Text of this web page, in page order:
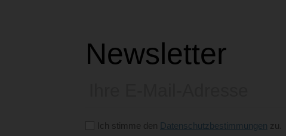
Newsletter
Ich stimme den Datenschutzbestimmungen zu.